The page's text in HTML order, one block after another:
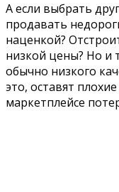
А если выбрать
продавать
наценкой?
низкой цены? Но и
обычно низкого
это, оставят
маркетплейсе